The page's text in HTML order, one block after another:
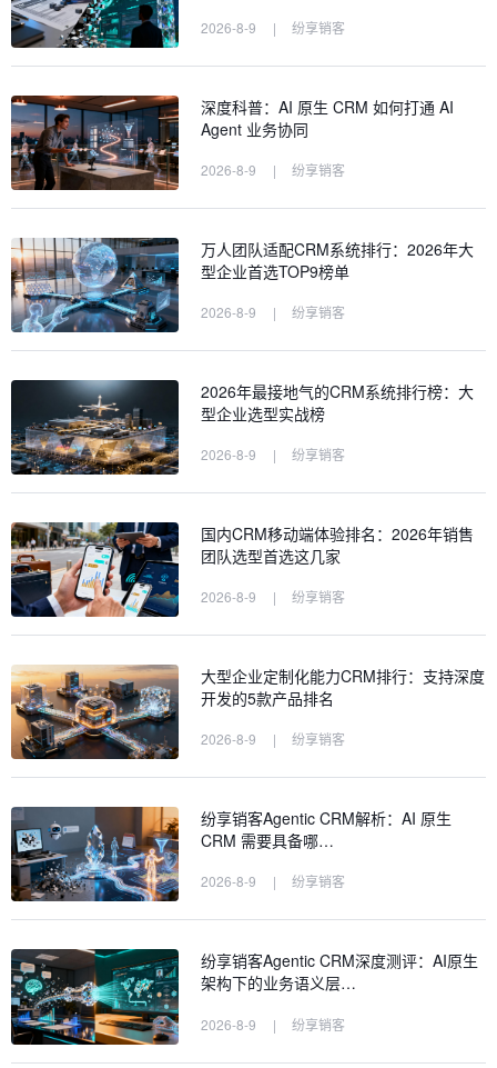
2026-8-9 | 纷享销客
深度科普：AI 原生 CRM 如何打通 AI
Agent 业务协同
2026-8-9 | 纷享销客
万人团队适配CRM系统排行：2026年大
型企业首选TOP9榜单
2026-8-9 | 纷享销客
2026年最接地气的CRM系统排行榜：大
型企业选型实战榜
2026-8-9 | 纷享销客
国内CRM移动端体验排名：2026年销售
团队选型首选这几家
2026-8-9 | 纷享销客
大型企业定制化能力CRM排行：支持深度
开发的5款产品排名
2026-8-9 | 纷享销客
纷享销客Agentic CRM解析：AI 原生
CRM 需要具备哪…
2026-8-9 | 纷享销客
纷享销客Agentic CRM深度测评：AI原生
架构下的业务语义层…
2026-8-9 | 纷享销客